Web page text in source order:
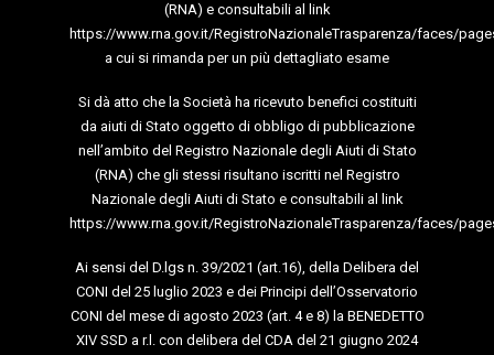
(RNA) e consultabili al link
https://www.rna.gov.it/RegistroNazionaleTrasparenza/faces/
a cui si rimanda per un più dettagliato esame
Si dà atto che la Società ha ricevuto benefici costituiti
da aiuti di Stato oggetto di obbligo di pubblicazione
nell’ambito del Registro Nazionale degli Aiuti di Stato
(RNA) che gli stessi risultano iscritti nel Registro
Nazionale degli Aiuti di Stato e consultabili al link
https://www.rna.gov.it/RegistroNazionaleTrasparenza/faces/
Ai sensi del D.lgs n. 39/2021 (art.16), della Delibera del
CONI del 25 luglio 2023 e dei Principi dell’Osservatorio
CONI del mese di agosto 2023 (art. 4 e 8) la BENEDETTO
XIV SSD a r.l. con delibera del CDA del 21 giugno 2024